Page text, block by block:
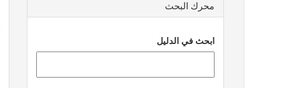
محرك البحث
ابحث في الدليل